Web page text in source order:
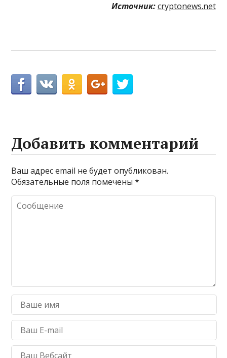
Источник: cryptonews.net
Добавить комментарий
Ваш адрес email не будет опубликован.
Обязательные поля помечены*